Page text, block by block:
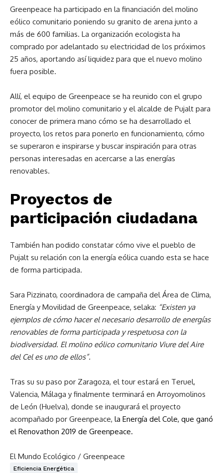
Greenpeace ha participado en la financiación del molino
eólico comunitario poniendo su granito de arena junto a
más de 600 familias. La organización ecologista ha
comprado por adelantado su electricidad de los próximos
25 años, aportando así liquidez para que el nuevo molino
fuera posible.
Allí, el equipo de Greenpeace se ha reunido con el grupo
promotor del molino comunitario y el alcalde de Pujalt para
conocer de primera mano cómo se ha desarrollado el
proyecto, los retos para ponerlo en funcionamiento, cómo
se superaron e inspirarse y buscar inspiración para otras
personas interesadas en acercarse a las energías
renovables.
Proyectos de
participación ciudadana
También han podido constatar cómo vive el pueblo de
Pujalt su relación con la energía eólica cuando esta se hace
de forma participada.
Sara Pizzinato, coordinadora de campaña del Área de Clima,
Energía y Movilidad de Greenpeace, selaka: “Existen ya
ejemplos de cómo hacer el necesario desarrollo de energías
renovables de forma participada y respetuosa con la
biodiversidad. El molino eólico comunitario Viure del Aire
del Cel es uno de ellos”.
Tras su su paso por Zaragoza, el tour estará en Teruel,
Valencia, Málaga y finalmente terminará en Arroyomolinos
de León (Huelva), donde se inaugurará el proyecto
acompañado por Greenpeace, la Energía del Cole, que ganó
el Renovathon 2019 de Greenpeace.
El Mundo Ecológico / Greenpeace
Eficiencia Energética